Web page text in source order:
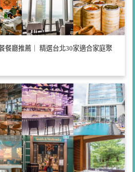
餐廳推薦｜ 精選台北30家適合家庭聚